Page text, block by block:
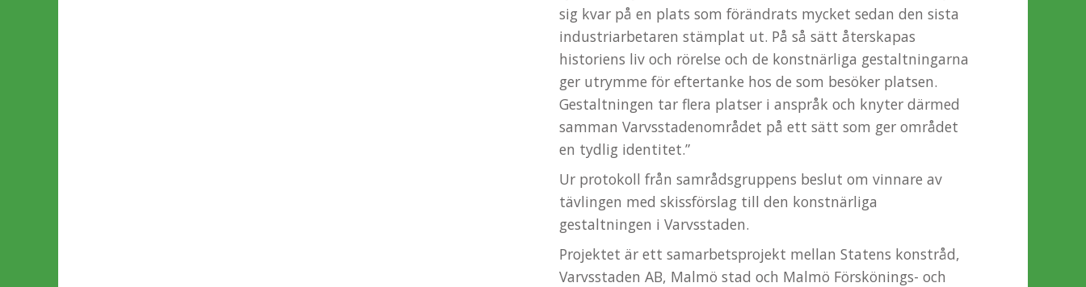
sig kvar på en plats som förändrats mycket sedan den sista
industriarbetaren stämplat ut. På så sätt återskapas
historiens liv och rörelse och de konstnärliga gestaltningarna
ger utrymme för eftertanke hos de som besöker platsen.
Gestaltningen tar flera platser i anspråk och knyter därmed
samman Varvsstadenområdet på ett sätt som ger området
en tydlig identitet.”
Ur protokoll från samrådsgruppens beslut om vinnare av
tävlingen med skissförslag till den konstnärliga
gestaltningen i Varvsstaden.
Projektet är ett samarbetsprojekt mellan Statens konstråd,
Varvsstaden AB, Malmö stad och Malmö Förskönings- och